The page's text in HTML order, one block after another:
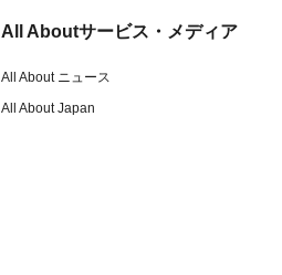
All Aboutサービス・メディア
All About ニュース
All About Japan